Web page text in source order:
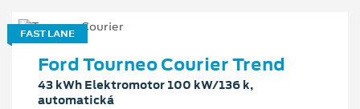
FAST LANE
Ford Tourneo Courier Trend
43 kWh Elektromotor 100 kW/136 k,
automatická